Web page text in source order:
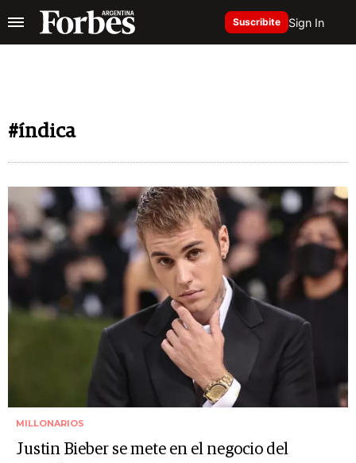
Suscribite Sign In
#índica
MILLONARIOS
Justin Bieber se mete en el negocio del